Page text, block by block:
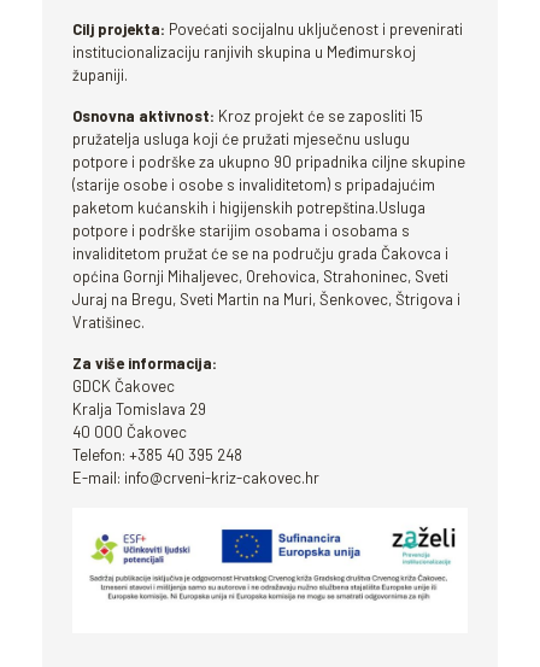
Cilj projekta: Povećati socijalnu uključenost i prevenirati
institucionalizaciju ranjivih skupina u Međimurskoj
županiji.
Osnovna aktivnost: Kroz projekt će se zaposliti 15
pružatelja usluga koji će pružati mjesečnu uslugu
potpore i podrške za ukupno 90 pripadnika ciljne skupine
(starije osobe i osobe s invaliditetom) s pripadajućim
paketom kućanskih i higijenskih potrepština.Usluga
potpore i podrške starijim osobama i osobama s
invaliditetom pružat će se na području grada Čakovca i
općina Gornji Mihaljevec, Orehovica, Strahoninec, Sveti
Juraj na Bregu, Sveti Martin na Muri, Šenkovec, Štrigova i
Vratišinec.
Za više informacija:
GDCK Čakovec
Kralja Tomislava 29
40 000 Čakovec
Telefon: +385 40 395 248
E-mail: info@crveni-kriz-cakovec.hr